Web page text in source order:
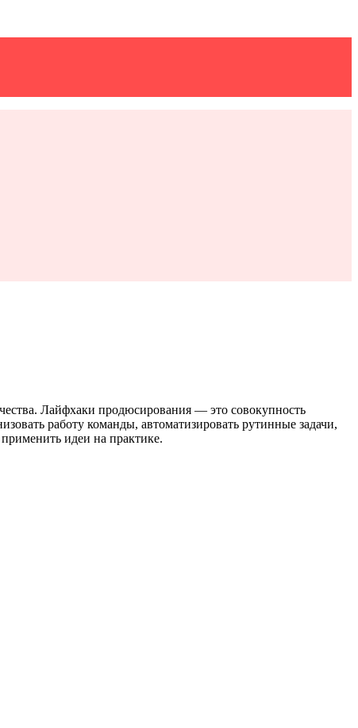
Лайфхаки продюсирования — это совокупность
работу команды, автоматизировать рутинные задачи,
идеи на практике.